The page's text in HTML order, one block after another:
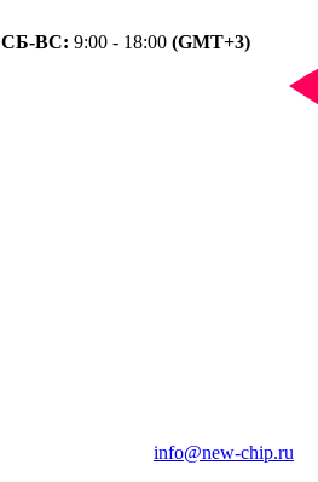
СБ-ВС: 9:00 - 18:00 (GMT+3)
info@new-chip.ru